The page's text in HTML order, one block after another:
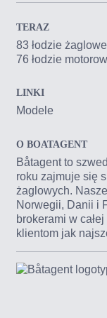
TERAZ
83 łodzie
76 łodzie
LINKI
Modele
O BOATAGENT
Båtagent to
roku zajmuje się
żaglowych.
Norwegii, Danii i
brokerami w
klientom jak